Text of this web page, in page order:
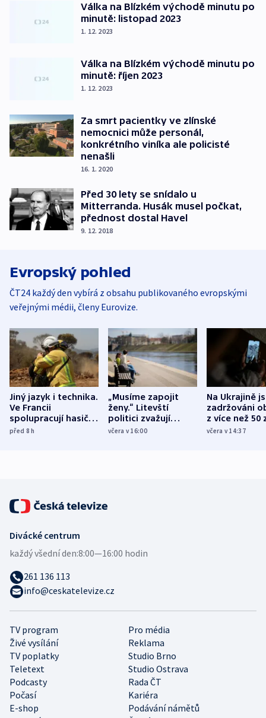
Válka na Blízkém východě minutu po
minutě: listopad 2023
1. 12. 2023
Válka na Blízkém východě minutu po
minutě: říjen 2023
1. 12. 2023
Za smrt pacientky ve zlínské
nemocnici může personál,
konkrétního viníka ale policisté
nenašli
16. 1. 2020
Před 30 lety se snídalo u
Mitterranda. Husák musel počkat,
přednost dostal Havel
9. 12. 2018
Evropský pohled
ČT24 každý den vybírá z obsahu publikovaného evropskými
veřejnými médii, členy Eurovize.
Jiný jazyk i technika.
Ve Francii
spolupracují hasiči z
různých zemí
před 8h
„Musíme zapojit
ženy.“ Litevští
politici zvažují
dohodu o
včera v 16:00
Na Ukrajině
zadržováni
z více než 50
Bojovali na
včera v 14:37
TV program
Pro média
Živé vysílání
Reklama
TV poplatky
Studio Brno
Teletext
Studio Ostrava
Podcasty
Rada ČT
Počasí
Kariéra
E-shop
Podávání námětů
Divácké centrum
každý všední den:8:00—16:00 hodin
261 136 113
info@ceskatelevize.cz